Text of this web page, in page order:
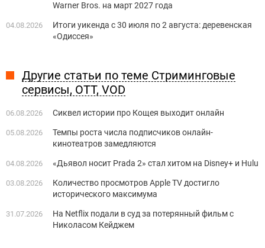
Warner Bros. на март 2027 года
04.08.2026
Итоги уикенда с 30 июля по 2 августа: деревенская
«Одиссея»
Другие статьи по теме Стриминговые
сервисы, OTT, VOD
06.08.2026 Сиквел истории про Кощея выходит онлайн
05.08.2026
Темпы роста числа подписчиков онлайн-
кинотеатров замедляются
04.08.2026 «Дьявол носит Prada 2» стал хитом на Disney+ и Hulu
03.08.2026
Количество просмотров Apple TV достигло
исторического максимума
31.07.2026
На Netflix подали в суд за потерянный фильм с
Николасом Кейджем